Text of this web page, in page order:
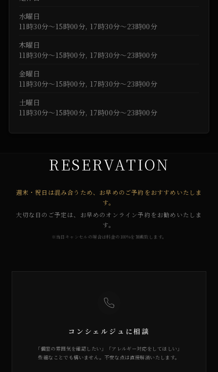
水曜日
11時30分～15時00分, 17時30分～23時00分
木曜日
11時30分～15時00分, 17時30分～23時00分
金曜日
11時30分～15時00分, 17時30分～23時00分
土曜日
11時30分～15時00分, 17時00分～23時00分
RESERVATION
週末・祝日は混み合うため、お早めのご予約をおすすめいたしま
す。
大切な日のご予定は、お早めのオンライン予約をお勧めいたしま
す。
※当日キャンセルの場合は料金の100%を頂戴致します。
コンシェルジュに相談
「個室の雰囲気を確認したい」「アレルギー対応をしてほしい」
些細なことでも構いません。不安な点は直接解消いたします。